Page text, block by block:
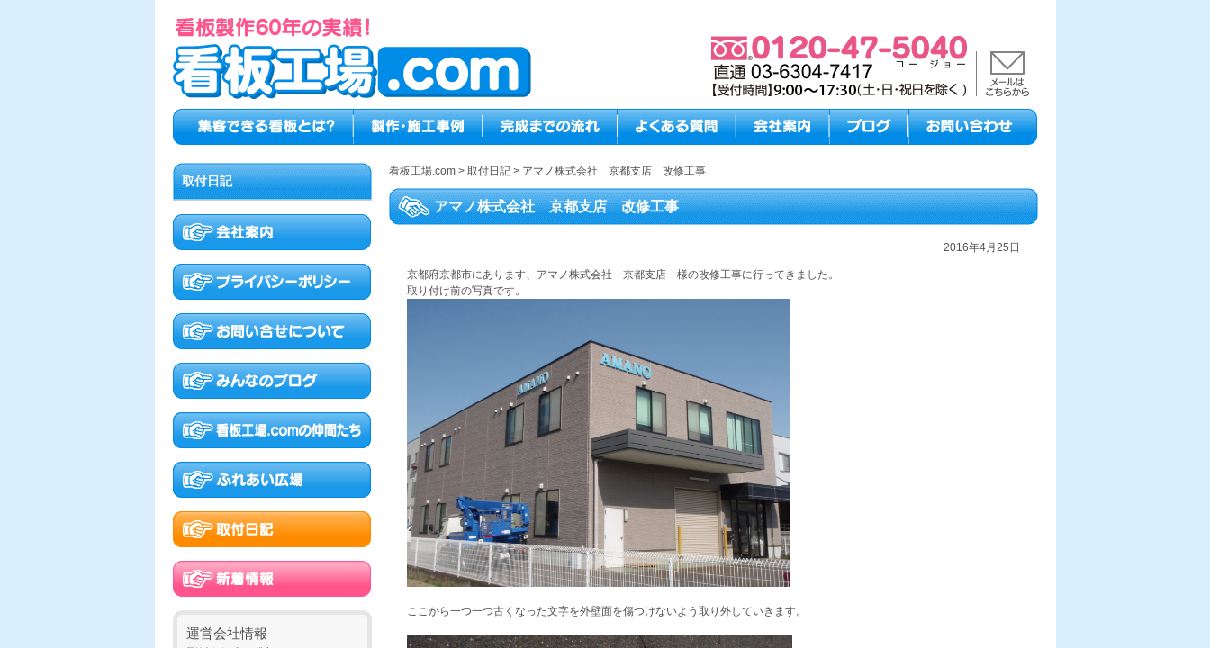
看板工場.com> 取付日記> アマノ株式会社 京都支店 改修工事
アマノ株式会社 京都支店 改修工事
2016年4月25日
京都府京都市にあります、アマノ株式会社 京都支店 様の改修工事に行ってきました。
取り付け前の写真です。
ここから一つ一つ古くなった文字を外壁面を傷つけないよう取り外していきます。
取付日記
運営会社情報